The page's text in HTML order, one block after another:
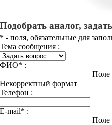
Подобрать аналог,
* - поля, обязательные для
Тема сообщения :
ФИО* :
Поле
Некорректный формат
Телефон :
E-mail* :
Поле